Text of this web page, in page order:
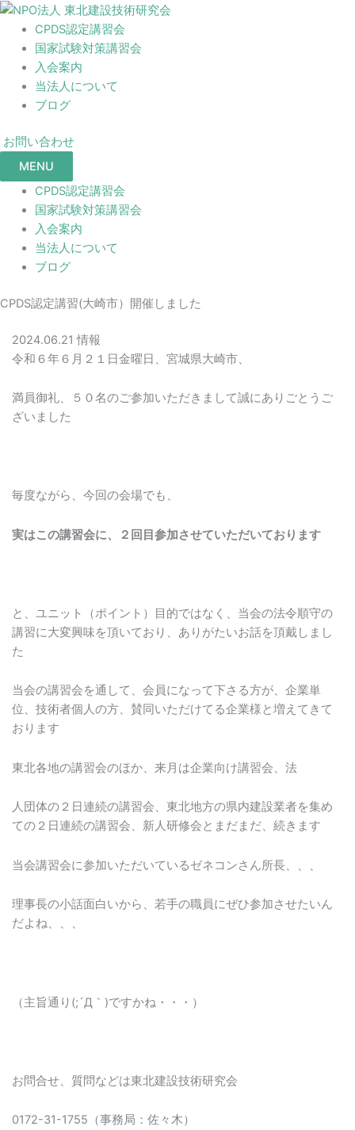
CPDS認定講習会
国家試験対策講習会
入会案内
当法人について
ブログ
お問い合わせ
MENU
CPDS認定講習会
国家試験対策講習会
入会案内
当法人について
ブログ
CPDS認定講習(大崎市）開催しました
2024.06.21 情報
令和６年６月２１日金曜日、宮城県大崎市、
満員御礼、５０名のご参加いただきまして誠にありごとうご
ざいました
毎度ながら、今回の会場でも、
実はこの講習会に、２回目参加させていただいております
と、ユニット（ポイント）目的ではなく、当会の法令順守の
講習に大変興味を頂いており、ありがたいお話を頂戴しまし
た
当会の講習会を通して、会員になって下さる方が、企業単
位、技術者個人の方、賛同いただけてる企業様と増えてきて
おります
東北各地の講習会のほか、来月は企業向け講習会、法
人団体の２日連続の講習会、東北地方の県内建設業者を集め
ての２日連続の講習会、新人研修会とまだまだ、続きます
当会講習会に参加いただいているゼネコンさん所長、、、
理事長の小話面白いから、若手の職員にぜひ参加させたいん
だよね、、、
（主旨通り(;´Д｀)ですかね・・・）
お問合せ、質問などは東北建設技術研究会
0172-31-1755（事務局：佐々木）